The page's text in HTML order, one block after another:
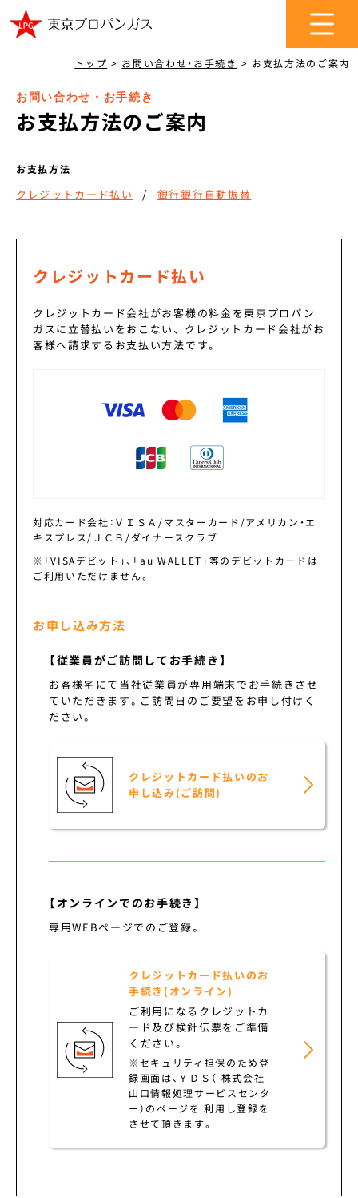
トップ > お問い合わせ・お手続き > お支払方法のご案内
お問い合わせ・お手続き
お支払方法のご案内
お支払方法
クレジットカード払い 銀行銀行自動振替
クレジットカード払い
クレジットカード会社がお客様の料金を東京プロパン
ガスに立替払いをおこない、 クレジットカード会社がお
客様へ請求するお支払い方法です。
対応カード会社：ＶＩＳＡ/マスターカード/アメリカン・エ
キスプレス/ＪＣＢ/ダイナースクラブ
※「VISAデビット」、「au WALLET」等のデビットカードは
ご利用いただけません。
お申し込み方法
【従業員がご訪問してお手続き】
お客様宅にて当社従業員が専用端末でお手続きさせ
ていただきます。ご訪問日のご要望をお申し付けく
ださい。
クレジットカード払いのお
申し込み(ご訪問)
【オンラインでのお手続き】
専用WEBページでのご登録。
クレジットカード払いのお
手続き(オンライン)
ご利用になるクレジットカ
ード及び検針伝票をご準備
ください。
※セキュリティ担保のため登
録画面は、ＹＤＳ（ 株式会社
山口情報処理サービスセンタ
ー）のページを 利用し登録を
させて頂きます。